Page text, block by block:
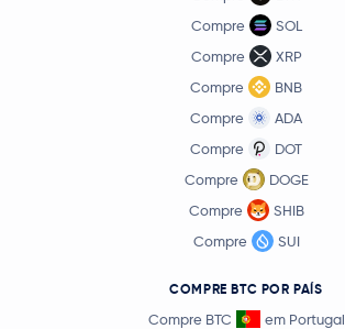
Compre
SOL
Compre
XRP
Compre
BNB
Compre
ADA
Compre
DOT
Compre
DOGE
Compre
SHIB
Compre
SUI
COMPRE BTC POR PAÍS
Compre BTC
em Portugal